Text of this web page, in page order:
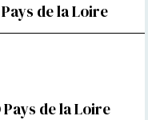
de la Loire
de la Loire